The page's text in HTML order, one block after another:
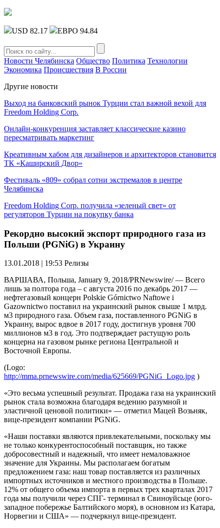
USD 82.17 ЕВРО 94.84
Новости Челябинска Общество Политика Технологии
Экономика Происшествия В России
Другие новости
Выход на банковский рынок Турции стал важной вехой для
Freedom Holding Corp.
Онлайн-конкуренция заставляет классические казино
пересматривать маркетинг
Креативным хабом для дизайнеров и архитекторов становится
ТК «Каширский Двор»
Фестиваль «809» собрал сотни экстремалов в центре
Челябинска
Freedom Holding Corp. получила «зеленый свет» от
регуляторов Турции на покупку банка
Рекордно высокий экспорт природного газа из
Польши (PGNiG) в Украину
13.01.2018 | 19:53 Релизы
ВАРШАВА, Польша, January 9, 2018/PRNewswire/ — Всего
лишь за полтора года – с августа 2016 по декабрь 2017 —
нефтегазовый концерн Polskie Górnictwo Naftowe i
Gazownictwo поставил на украинский рынок свыше 1 млрд.
м3 природного газа. Объем газа, поставленного PGNiG в
Украину, вырос вдвое в 2017 году, достигнув уровня 700
миллионов м3 в год. Это подтверждает растущую роль
концерна на газовом рынке региона Центральной и
Восточной Европы.
(Logo:
http://mma.prnewswire.com/media/625669/PGNiG_Logo.jpg )
«Это весьма успешный результат. Продажа газа на украинский
рынок стала возможна благодаря ведению разумной и
эластичной ценовой политики» — отметил Мацей Возьняк,
вице-президент компании PGNiG.
«Наши поставки являются привлекательными, поскольку мы
не только конкурентоспособный поставщик, но также
добросовестный и надежный, что имеет немаловажное
значение для Украины. Мы располагаем богатым
предложением газа: наш товар поставляется из различных
импортных источников и местного производства в Польше.
12% от общего объема импорта в первых трех кварталах 2017
года мы получили через СПГ- терминал в Свиноуйсьце (юго-
западное побережье Балтийского моря), в основном из Катара,
Норвегии и США» — подчеркнул вице-президент.